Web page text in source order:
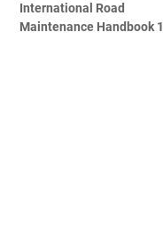
International Road
Maintenance Handbook 1